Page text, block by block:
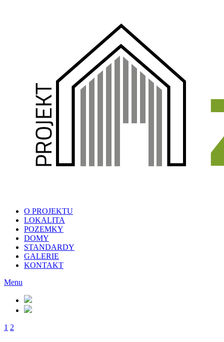
O PROJEKTU
LOKALITA
POZEMKY
DOMY
STANDARDY
GALERIE
KONTAKT
Menu
1 2